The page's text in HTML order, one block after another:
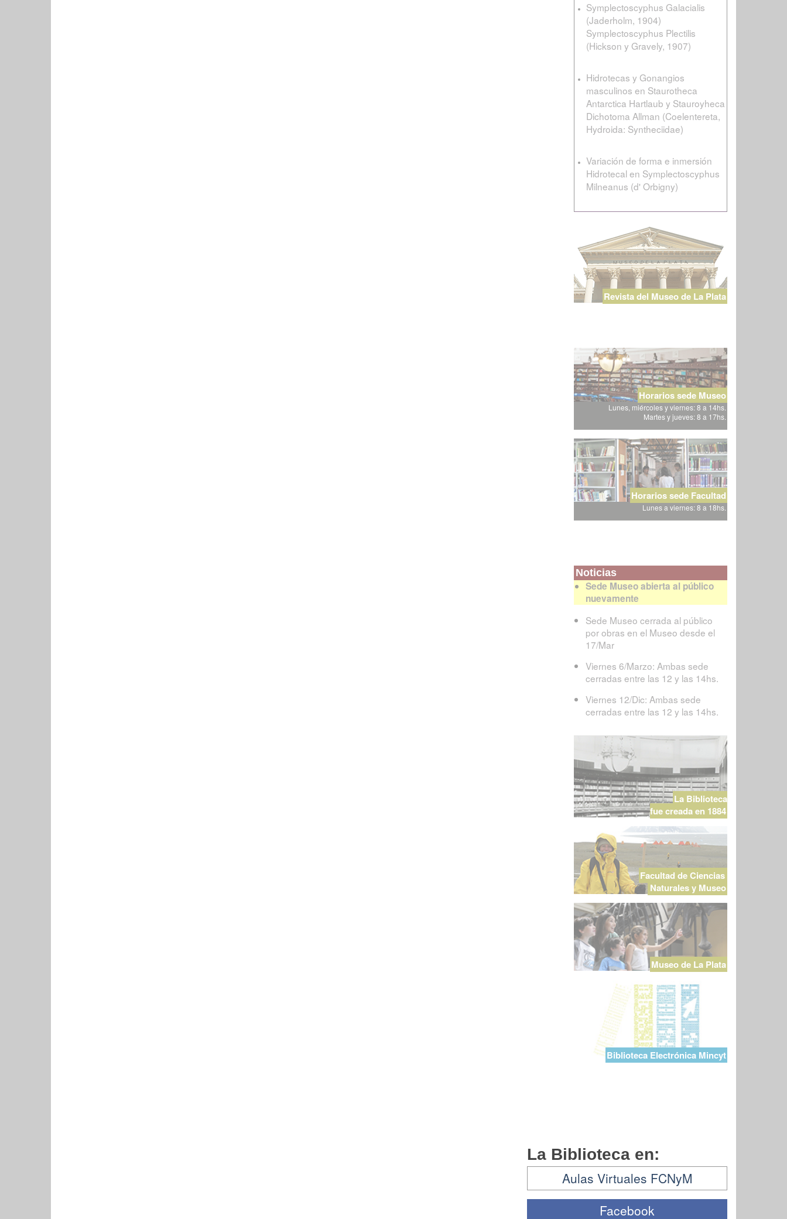
Symplectoscyphus Galacialis
(Jaderholm, 1904)
Symplectoscyphus Plectilis
(Hickson y Gravely, 1907)
Hidrotecas y Gonangios
masculinos en Staurotheca
Antarctica Hartlaub y Stauroyheca
Dichotoma Allman (Coelentereta,
Hydroida: Syntheciidae)
Variación de forma e inmersión
Hidrotecal en Symplectoscyphus
Milneanus (d' Orbigny)
Revista del Museo de La Plata
Horarios sede Museo
Lunes, miércoles y viernes: 8 a 14hs.
Martes y jueves: 8 a 17hs.
Horarios sede Facultad
Lunes a viernes: 8 a 18hs.
Noticias
Sede Museo abierta al público
nuevamente
Sede Museo cerrada al público
por obras en el Museo desde el
17/Mar
Viernes 6/Marzo: Ambas sede
cerradas entre las 12 y las 14hs.
Viernes 12/Dic: Ambas sede
cerradas entre las 12 y las 14hs.
La Biblioteca
fue creada en 1884
Facultad de Ciencias
Naturales y Museo
Museo de La Plata
Biblioteca Electrónica Mincyt
La Biblioteca en:
Aulas Virtuales FCNyM
Facebook